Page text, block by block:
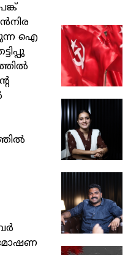
ഐ
മോഷണ